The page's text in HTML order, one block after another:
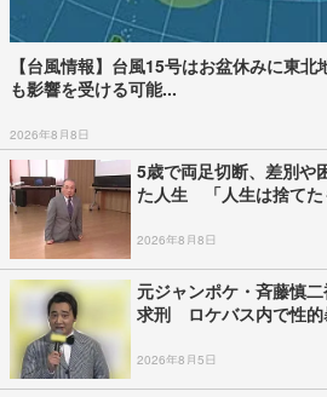
【台風情報】台風15号はお盆休みに東
も影響を受ける可能...
2026年8月8日
5歳で両足切断、差別や
た人生 「人生は捨てた
2026年8月8日
元ジャンポケ・斉藤慎
求刑 ロケバス内で性
2026年8月5日